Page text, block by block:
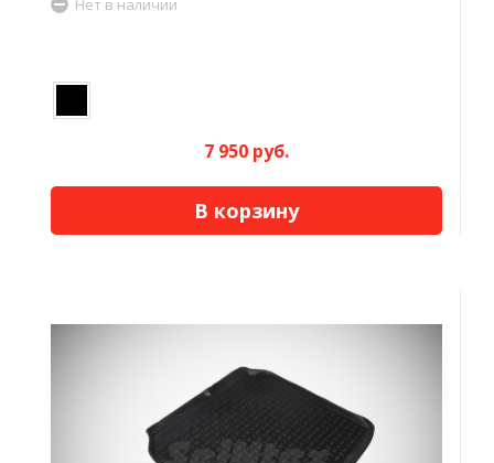
Нет в наличии
7 950 руб.
В корзину